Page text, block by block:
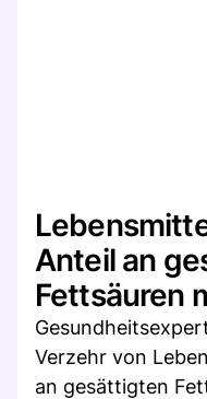
Anteil an
Fettsäuren
Verzehr von
an gesättigten